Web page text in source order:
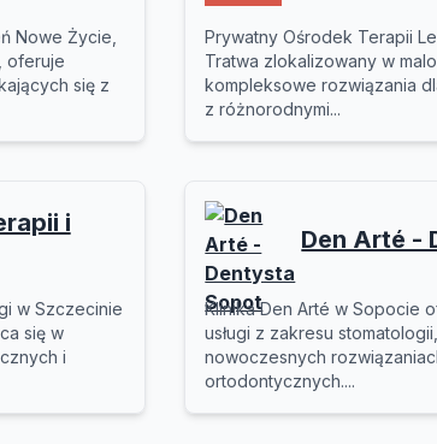
Nowe Życie,
oferuje
się z
Prywatny Ośrodek Terapii
Tratwa zlokalizowany w
kompleksowe rozwiązania
z różnorodnymi...
i
w Szczecinie
się w
i
Den Arté -
Klinika Den Arté w Sopocie
usługi z zakresu
nowoczesnych
ortodontycznych....